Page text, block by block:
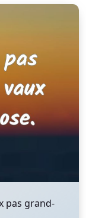
pas grand-